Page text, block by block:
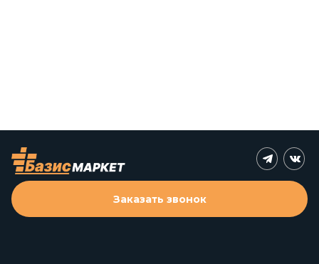
Заказать звонок